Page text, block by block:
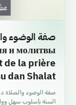
и молитвы
de la prière
dan Shalat
صفة الوضوء والصلاة
السنة بأسلوب سهل